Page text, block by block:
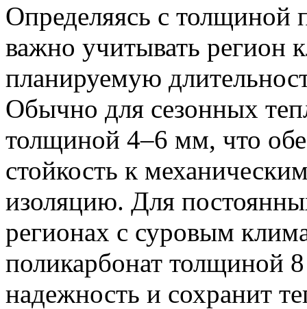
Определяясь с толщиной
важно учитывать регион
планируемую
Обычно для сезонных
толщиной 4–6 мм, что
стойкость к
изоляцию. Для
регионах с суровым
поликарбонат толщиной
надежность и сохранит